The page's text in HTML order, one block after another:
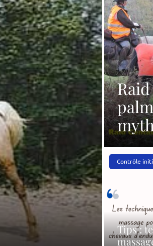
Contrôle
Tips :